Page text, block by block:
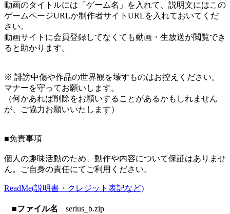
動画のタイトルには「ゲーム名」を入れて、説明文にはこの
ゲームページURLか制作者サイトURLを入れておいてくだ
さい。
動画サイトに会員登録してなくても動画・生放送が閲覧でき
ると助かります。
※ 誹謗中傷や作品の世界観を壊すものはお控えください。
マナーを守ってお願いします。
（何かあれば削除をお願いすることがあるかもしれません
が、ご協力お願いいたします）
■免責事項
個人の趣味活動のため、動作や内容について保証はありませ
ん。ご自身の責任にてご利用ください。
ReadMe(説明書・クレジット表記など)
■ファイル名
serius_b.zip